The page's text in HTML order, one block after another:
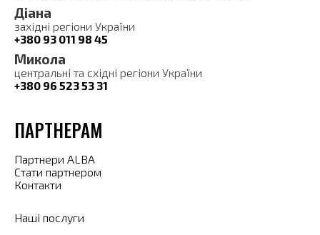
Діана
західні регіони України
+380 93 011 98 45
Микола
центральні та східні регіони України
+380 96 523 53 31
ПАРТНЕРАМ
Партнери ALBA
Стати партнером
Контакти
Наші послуги